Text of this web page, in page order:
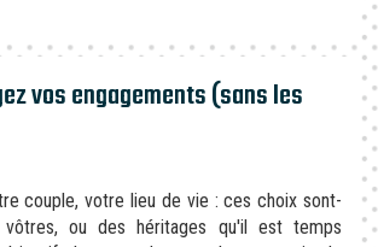
vos engagements (sans les
couple, votre lieu de vie : ces choix sont-
ou des héritages qu'il est temps